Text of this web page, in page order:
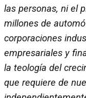
las personas, ni el
millones de
corporaciones
empresariales y
la teología del
que requiere de